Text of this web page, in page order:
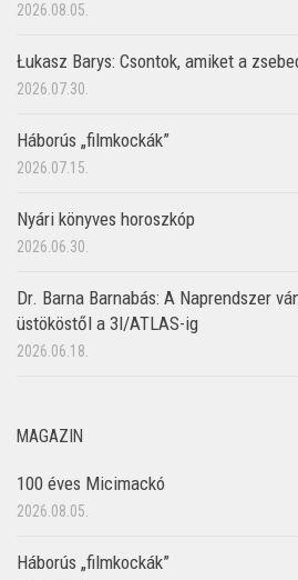
2026.08.05.
Łukasz Barys: Csontok, amiket a
2026.07.30.
Háborús „filmkockák”
2026.07.15.
Nyári könyves horoszkóp
2026.06.30.
Dr. Barna Barnabás: A Naprendszer
üstököstől a 3I/ATLAS-ig
2026.06.18.
MAGAZIN
100 éves Micimackó
2026.08.05.
Háborús „filmkockák”